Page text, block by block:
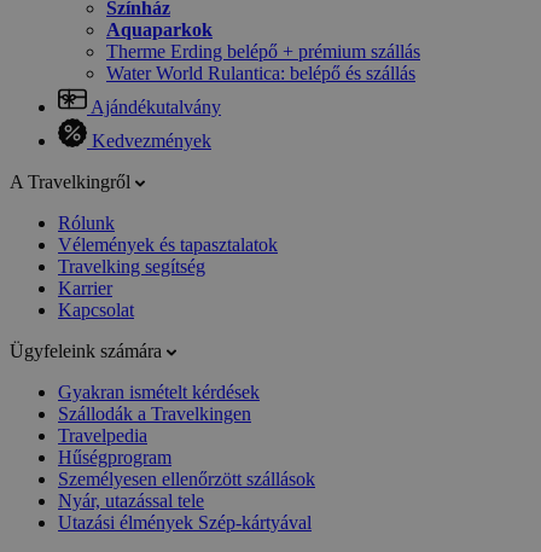
Színház
Aquaparkok
Therme Erding belépő + prémium szállás
Water World Rulantica: belépő és szállás
Ajándékutalvány
Kedvezmények
A Travelkingről
Rólunk
Vélemények és tapasztalatok
Travelking segítség
Karrier
Kapcsolat
Ügyfeleink számára
Gyakran ismételt kérdések
Szállodák a Travelkingen
Travelpedia
Hűségprogram
Személyesen ellenőrzött szállások
Nyár, utazással tele
Utazási élmények Szép-kártyával